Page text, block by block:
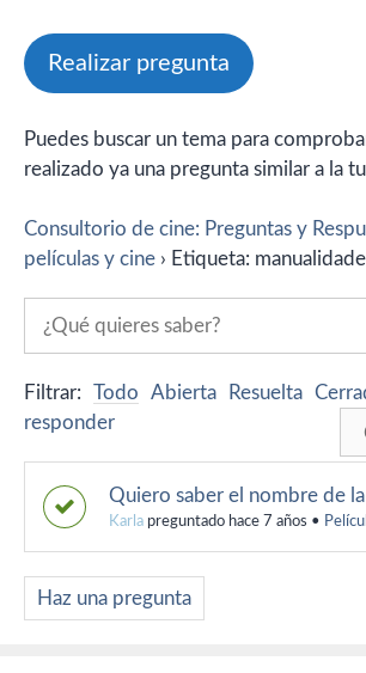
Realizar pregunta
Puedes buscar un tema para
realizado ya una pregunta similar a la
Consultorio de cine: Preguntas y
películas y cine › Etiqueta:
Filtrar: Todo Abierta Resuelta
responder
Quiero saber el nombre de
Karla preguntado hace 7 años •
Haz una pregunta